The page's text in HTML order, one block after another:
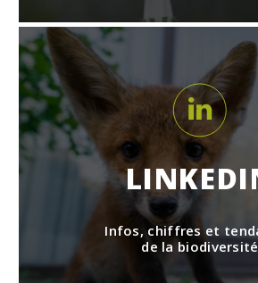
Infos, chiffres et
de la biodiversité